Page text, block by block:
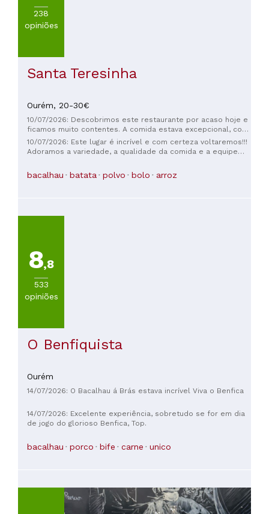
238
opiniões
Santa Teresinha
Ourém, 20-30€
10/07/2026: Descobrimos este restaurante por acaso hoje e
ficamos muito contentes. A comida estava excepcional, com
porções generosas, qualidade impecável e serviço
excelente. Adoramos o nosso almoço e com certeza
10/07/2026: Este lugar é incrível e com certeza voltaremos!!!
Adoramos a variedade, a qualidade da comida e a equipe
medida certa! Nosso pai é idoso, muito exigente e não come
muito aqui... mas ele comeu como um rei e adorou tudo!! As
bacalhau batata polvo bolo arroz
8,8
533
opiniões
O Benfiquista
Ourém
14/07/2026: O Bacalhau á Brás estava incrível Viva o Benfica
14/07/2026: Excelente experiência, sobretudo se for em dia
de jogo do glorioso Benfica, Top.
bacalhau porco bife carne unico